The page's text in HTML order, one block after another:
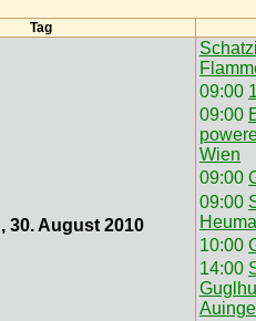
Tag
30. August 2010
09:00
09:00
Wien
09:00
09:00
10:00
14:00